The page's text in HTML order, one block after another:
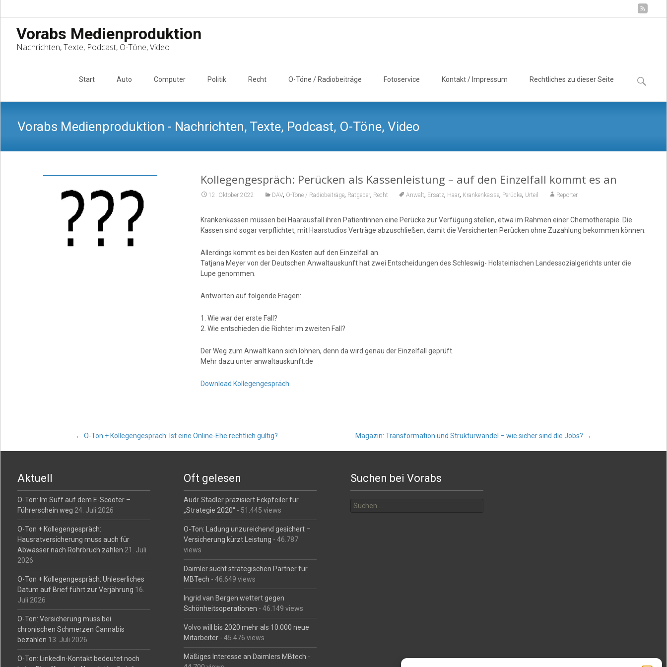
Vorabs Medienproduktion
Nachrichten, Texte, Podcast, O-Töne, Video
Start Auto Computer Politik Recht O-Töne / Radiobeiträge Fotoservice Kontakt / Impressum Rechtliches zu dieser Seite
Suchen
nach:
Vorabs Medienproduktion - Nachrichten, Texte, Podcast, O-Töne, Video
Kollegengespräch: Perücken als Kassenleistung – auf den Einzelfall kommt es an
12. Oktober 2022 DAV, O-Töne / Radiobeiträge, Ratgeber, Recht Anwalt, Ersatz, Haar, Krankenkasse, Perücke, Urteil Reporter
Krankenkassen müssen bei Haarausfall ihren Patientinnen eine Perücke zur Verfügung stellen, etwa im Rahmen einer Chemotherapie. Die
Kassen sind sogar verpflichtet, mit Haarstudios Verträge abzuschließen, damit die Versicherten Perücken ohne Zuzahlung bekommen können.
Allerdings kommt es bei den Kosten auf den Einzelfall an.
Tatjana Meyer von der Deutschen Anwaltauskunft hat zwei Entscheidungen des Schleswig- Holsteinischen Landessozialgerichts unter die
Lupe genommen.
Antworten auf folgende Fragen:
1. Wie war der erste Fall?
2. Wie entschieden die Richter im zweiten Fall?
Der Weg zum Anwalt kann sich lohnen, denn da wird genau der Einzelfall geprüft.
Mehr dazu unter anwaltauskunft.de
Download Kollegengespräch
Post
navigation
← O-Ton + Kollegengespräch: Ist eine Online-Ehe rechtlich gültig? Magazin: Transformation und Strukturwandel – wie sicher sind die Jobs? →
Aktuell
O-Ton: Im Suff auf dem E-Scooter –
Führerschein weg 24. Juli 2026
O-Ton + Kollegengespräch:
Hausratversicherung muss auch für
Abwasser nach Rohrbruch zahlen 21. Juli
2026
O-Ton + Kollegengespräch: Unleserliches
Datum auf Brief führt zur Verjährung 16.
Juli 2026
O-Ton: Versicherung muss bei
chronischen Schmerzen Cannabis
bezahlen 13. Juli 2026
O-Ton: LinkedIn-Kontakt bedeutet noch
Oft gelesen
Audi: Stadler präzisiert Eckpfeiler für
„Strategie 2020“ - 51.445 views
O-Ton: Ladung unzureichend gesichert –
Versicherung kürzt Leistung - 46.787
views
Daimler sucht strategischen Partner für
MBTech - 46.649 views
Ingrid van Bergen wettert gegen
Schönheitsoperationen - 46.149 views
Volvo will bis 2020 mehr als 10.000 neue
Mitarbeiter - 45.476 views
Mäßiges Interesse an Daimlers MBtech -
Suchen bei Vorabs
nach: